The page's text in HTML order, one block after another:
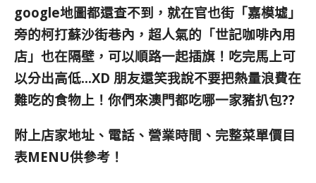
google地圖都還查不到，就在官也街「嘉模墟」
旁的柯打蘇沙街巷內，超人氣的「世記咖啡內用
店 」也在隔壁，可以順路一起插旗！吃完馬上可
以分出高低…XD 朋友還笑我說不要把熱量浪費在
難吃的食物上！你們來澳門都吃哪一家豬扒包??
附上店家地址、電話、營業時間、完整菜單價目
表MENU供參考！